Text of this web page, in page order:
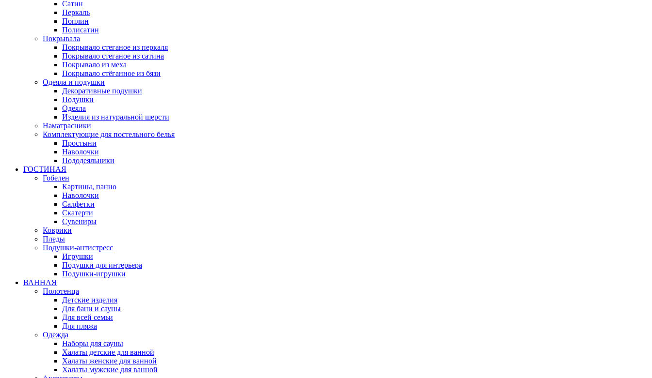
Сатин
Перкаль
Поплин
Полисатин
Покрывала
Покрывало стеганое из перкаля
Покрывало стеганое из сатина
Покрывало из меха
Покрывало стёганное из бязи
Одеяла и подушки
Декоративные подушки
Подушки
Одеяла
Изделия из натуральной шерсти
Наматраcники
Комплектующие для постельного белья
Простыни
Наволочки
Пододеяльники
ГОСТИНАЯ
Гобелен
Картины, панно
Наволочки
Салфетки
Скатерти
Сувениры
Коврики
Пледы
Подушки-антистресс
Игрушки
Подушки для интерьера
Подушки-игрушки
ВАННАЯ
Полотенца
Детские изделия
Для бани и сауны
Для всей семьи
Для пляжа
Одежда
Наборы для сауны
Халаты детские для ванной
Халаты женские для ванной
Халаты мужские для ванной